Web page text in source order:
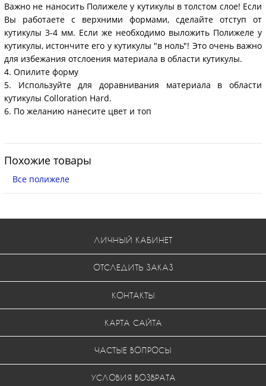
Важно не наносить Полижеле у кутикулы в толстом слое! Если
Вы работаете с верхними формами, сделайте отступ от
кутикулы 3-4 мм. Если же необходимо выложить Полижеле у
кутикулы, истончите его у кутикулы "в ноль"! Это очень важно
для избежания отслоения материала в области кутикулы.
4. Опилите форму
5. Используйте для доравнивания материала в области
кутикулы Colloration Hard.
6. По желанию нанесите цвет и топ
Похожие товары
Все полижеле
ЛИЧНЫЙ КАБИНЕТ
ОТСЛЕДИТЬ ЗАКАЗ
КОНТАКТЫ
КАРТА САЙТА
ЧАСТЫЕ ВОПРОСЫ
УСЛОВИЯ ВОЗВРАТА